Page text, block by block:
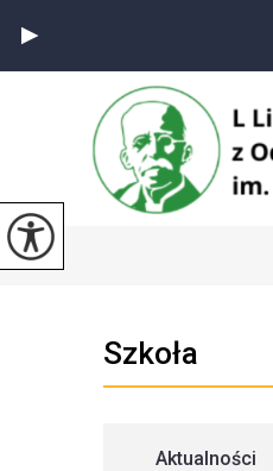
Szkoła
Aktualności